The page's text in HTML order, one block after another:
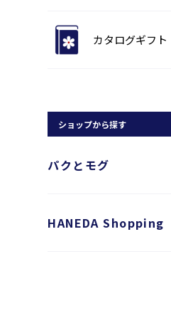
カタログギフト
ショップから探す
パクとモグ
HANEDA Shopping